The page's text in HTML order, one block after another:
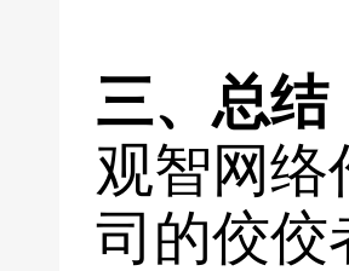
三、总结
观智网络
司的佼佼